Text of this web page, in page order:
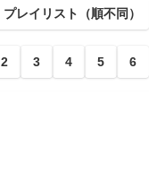
プレイリスト（順不同）
2 3 4 5 6